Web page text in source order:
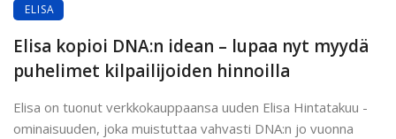
ELISA
Elisa kopioi DNA:n idean – lupaa nyt myydä
puhelimet kilpailijoiden hinnoilla
Elisa on tuonut verkkokauppaansa uuden Elisa Hintatakuu -
ominaisuuden, joka muistuttaa vahvasti DNA:n jo vuonna